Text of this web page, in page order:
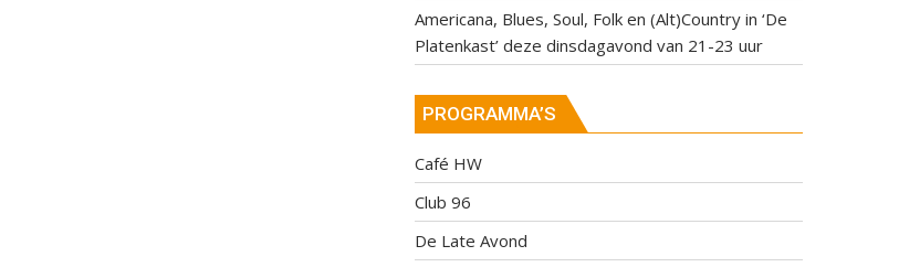
Americana, Blues, Soul, Folk en (Alt)Country in ‘De
Platenkast’ deze dinsdagavond van 21-23 uur
PROGRAMMA’S
Café HW
Club 96
De Late Avond